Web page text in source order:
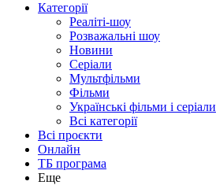
Категорії
Реаліті-шоу
Розважальні шоу
Новини
Серіали
Мультфільми
Фільми
Українські фільми і серіали
Всі категорії
Всі проєкти
Онлайн
ТБ програма
Еще